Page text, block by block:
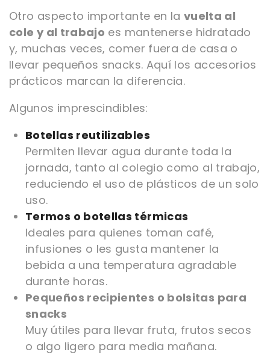
Otro aspecto importante en la vuelta al
cole y al trabajo es mantenerse hidratado
y, muchas veces, comer fuera de casa o
llevar pequeños snacks. Aquí los accesorios
prácticos marcan la diferencia.
Algunos imprescindibles:
Botellas reutilizables
Permiten llevar agua durante toda la
jornada, tanto al colegio como al trabajo,
reduciendo el uso de plásticos de un solo
uso.
Termos o botellas térmicas
Ideales para quienes toman café,
infusiones o les gusta mantener la
bebida a una temperatura agradable
durante horas.
Pequeños recipientes o bolsitas para
snacks
Muy útiles para llevar fruta, frutos secos
o algo ligero para media mañana.